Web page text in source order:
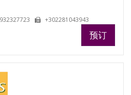
+302281043943
预订